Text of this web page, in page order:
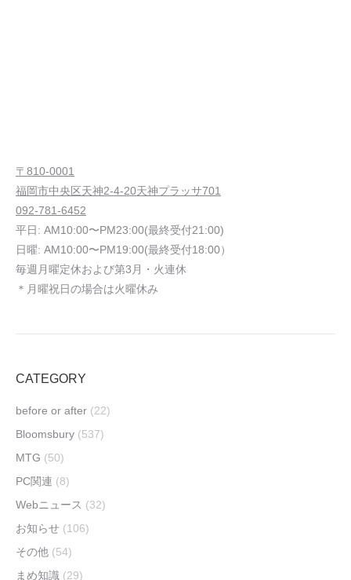
〒810-0001
福岡市中央区天神2-4-20天神プラッサ701
092-781-6452
平日: AM10:00〜PM23:00(最終受付21:00)
日曜: AM10:00〜PM19:00(最終受付18:00）
毎週月曜定休および第3月・火連休
＊月曜祝日の場合は火曜休み
CATEGORY
before or after (22)
Bloomsbury (537)
MTG (50)
PC関連 (8)
Webニュース (32)
お知らせ (106)
その他 (54)
まめ知識 (29)